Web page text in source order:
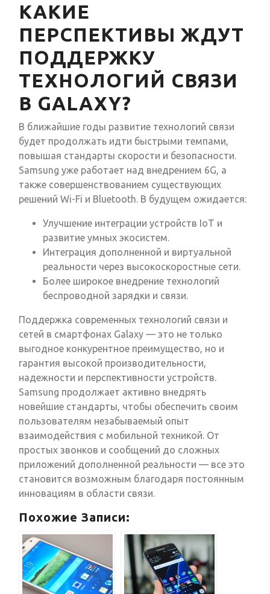
КАКИЕ
ПЕРСПЕКТИВЫ ЖДУТ
ПОДДЕРЖКУ
ТЕХНОЛОГИЙ СВЯЗИ
В GALAXY?
В ближайшие годы развитие технологий связи
будет продолжать идти быстрыми темпами,
повышая стандарты скорости и безопасности.
Samsung уже работает над внедрением 6G, а
также совершенствованием существующих
решений Wi-Fi и Bluetooth. В будущем ожидается:
Улучшение интеграции устройств IoT и
развитие умных экосистем.
Интеграция дополненной и виртуальной
реальности через высокоскоростные сети.
Более широкое внедрение технологий
беспроводной зарядки и связи.
Поддержка современных технологий связи и
сетей в смартфонах Galaxy — это не только
выгодное конкурентное преимущество, но и
гарантия высокой производительности,
надежности и перспективности устройств.
Samsung продолжает активно внедрять
новейшие стандарты, чтобы обеспечить своим
пользователям незабываемый опыт
взаимодействия с мобильной техникой. От
простых звонков и сообщений до сложных
приложений дополненной реальности — все это
становится возможным благодаря постоянным
инновациям в области связи.
Похожие Записи: